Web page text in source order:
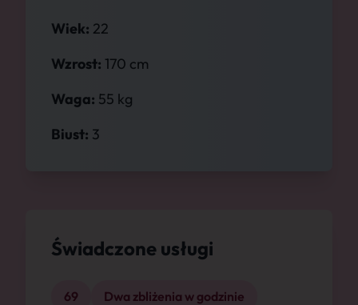
Wiek: 22
Wzrost: 170 cm
Waga: 55 kg
Biust: 3
Świadczone usługi
69
Dwa zbliżenia w godzinie